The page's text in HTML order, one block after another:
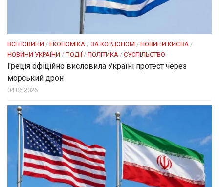
ВСІ НОВИНИ / ЕКОНОМІКА / ЗА КОРДОНОМ / НОВИНИ КИЄВА /
НОВИНИ УКРАЇНИ / ПОДІЇ / ПОЛІТИКА / СУСПІЛЬСТВО
Греція офіційно висловила Україні протест через
морський дрон
04.06.2026